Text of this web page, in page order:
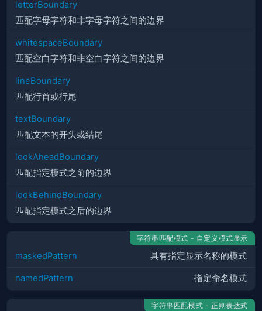
letterBoundary
匹配字母字符和非字母字符之间的边界
whitespaceBoundary
匹配空白字符和非空白字符之间的边界
lineBoundary
匹配行首或行尾
textBoundary
匹配文本的开头或结尾
lookAheadBoundary
匹配指定模式之前的边界
lookBehindBoundary
匹配指定模式之后的边界
字符串匹配模式 - 自定义模式显示
maskedPattern 具有指定显示名称的模式
namedPattern 指定命名模式
字符串匹配模式 - 正则表达式